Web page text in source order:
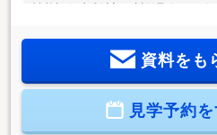
性能評価書(設計・建設)取得 ・住
内蔵型水栓 ・浴室乾燥機付きユ
イレ ・防犯カメラ ・ＴＶモニ
資料をも
見学予約